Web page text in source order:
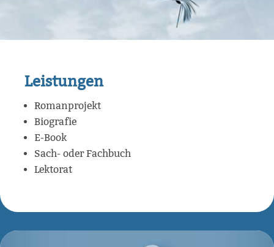
Leistungen
Romanprojekt
Biografie
E-Book
Sach- oder Fachbuch
Lektorat